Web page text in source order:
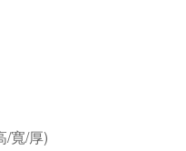
/寬/厚)